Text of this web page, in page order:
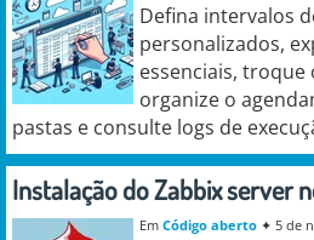
Defina intervalos
personalizados,
essenciais,
organize o
pastas e consulte logs de
Instalação do Zabbix server
Em Código aberto ✦ 5 de